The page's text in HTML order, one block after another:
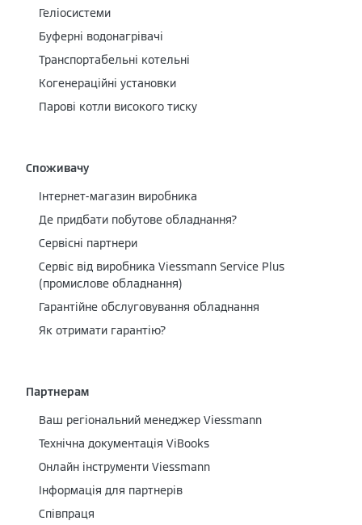
Геліосистеми
Буферні водонагрівачі
Транспортабельні котельні
Когенераційні установки
Парові котли високого тиску
Споживачу
Інтернет-магазин виробника
Де придбати побутове обладнання?
Сервісні партнери
Cервіс від виробника Viessmann Service Plus
(промислове обладнання)
Гарантійне обслуговування обладнання
Як отримати гарантію?
Партнерам
Ваш регіональний менеджер Viessmann
Технічна документація ViBooks
Онлайн інструменти Viessmann
Інформація для партнерів
Співпраця